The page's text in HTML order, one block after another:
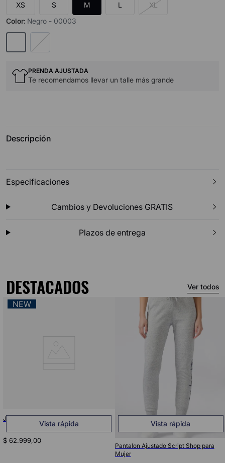
XS S M L XL
Color: Negro - 00003
PRENDA AJUSTADA
Te recomendamos llevar un talle más grande
Descripción
Especificaciones
Cambios y Devoluciones GRATIS
Plazos de entrega
DESTACADOS Ver todos
NEW
Jogger Script Shop Para Hombre
$ 62.999,00
Vista rápida
Pantalon Ajustado Script Shop para
Mujer
Vista rápida